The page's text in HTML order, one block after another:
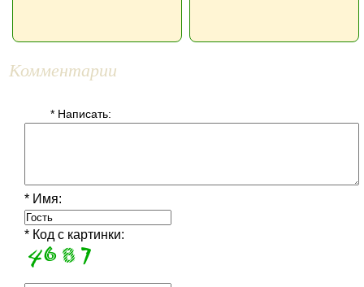
Комментарии
* Написать:
* Имя:
* Код с картинки: